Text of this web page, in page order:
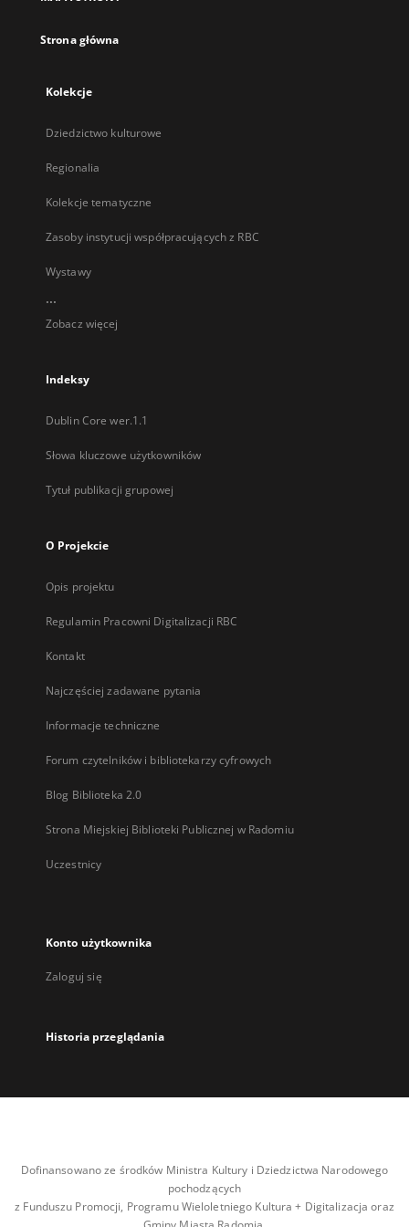
Strona główna
Kolekcje
Dziedzictwo kulturowe
Regionalia
Kolekcje tematyczne
Zasoby instytucji współpracujących z RBC
Wystawy
...
Zobacz więcej
Indeksy
Dublin Core wer.1.1
Słowa kluczowe użytkowników
Tytuł publikacji grupowej
O Projekcie
Opis projektu
Regulamin Pracowni Digitalizacji RBC
Kontakt
Najczęściej zadawane pytania
Informacje techniczne
Forum czytelników i bibliotekarzy cyfrowych
Blog Biblioteka 2.0
Strona Miejskiej Biblioteki Publicznej w Radomiu
Uczestnicy
Konto użytkownika
Zaloguj się
Historia przeglądania
Dofinansowano ze środków Ministra Kultury i Dziedzictwa Narodowego
pochodzących
z Funduszu Promocji, Programu Wieloletniego Kultura + Digitalizacja oraz